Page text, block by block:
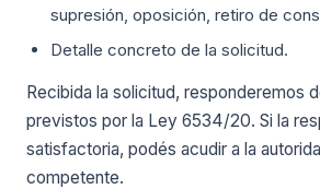
supresión, oposición, retiro de
Detalle concreto de la solicitud.
Recibida la solicitud, responderemos
previstos por la Ley 6534/20. Si la
satisfactoria, podés acudir a la
competente.